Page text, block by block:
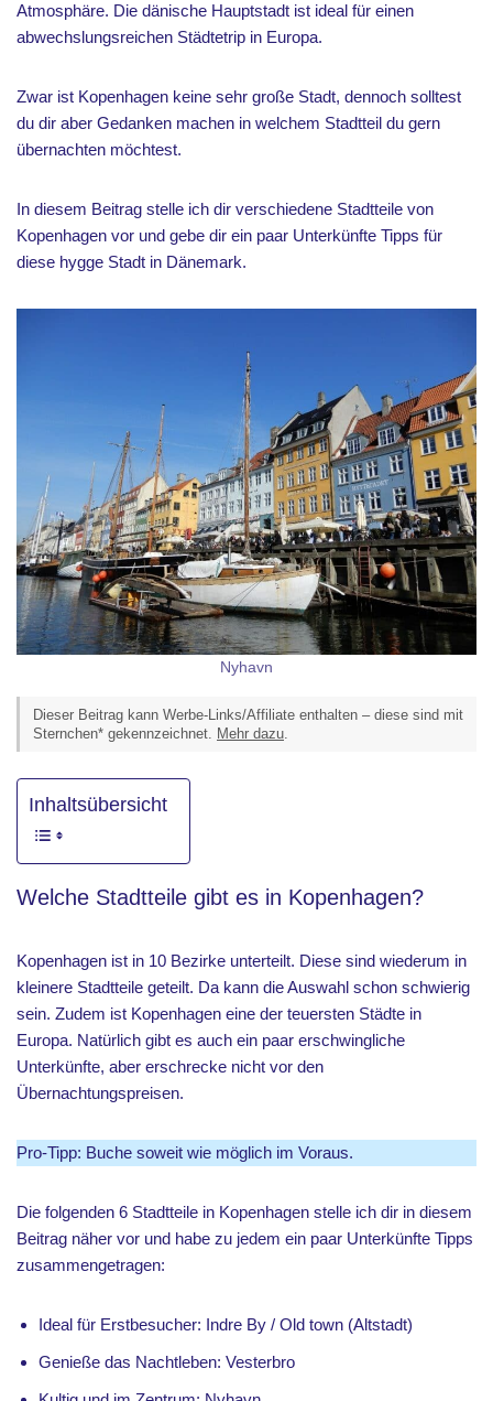
Atmosphäre. Die dänische Hauptstadt ist ideal für einen
abwechslungsreichen Städtetrip in Europa.
Zwar ist Kopenhagen keine sehr große Stadt, dennoch solltest
du dir aber Gedanken machen in welchem Stadtteil du gern
übernachten möchtest.
In diesem Beitrag stelle ich dir verschiedene Stadtteile von
Kopenhagen vor und gebe dir ein paar Unterkünfte Tipps für
diese hygge Stadt in Dänemark.
Nyhavn
Dieser Beitrag kann Werbe-Links/Affiliate enthalten – diese sind mit
Sternchen* gekennzeichnet. Mehr dazu.
Inhaltsübersicht
Welche Stadtteile gibt es in Kopenhagen?
Kopenhagen ist in 10 Bezirke unterteilt. Diese sind wiederum in
kleinere Stadtteile geteilt. Da kann die Auswahl schon schwierig
sein. Zudem ist Kopenhagen eine der teuersten Städte in
Europa. Natürlich gibt es auch ein paar erschwingliche
Unterkünfte, aber erschrecke nicht vor den
Übernachtungspreisen.
Pro-Tipp: Buche soweit wie möglich im Voraus.
Die folgenden 6 Stadtteile in Kopenhagen stelle ich dir in diesem
Beitrag näher vor und habe zu jedem ein paar Unterkünfte Tipps
zusammengetragen:
Ideal für Erstbesucher: Indre By / Old town (Altstadt)
Genieße das Nachtleben: Vesterbro